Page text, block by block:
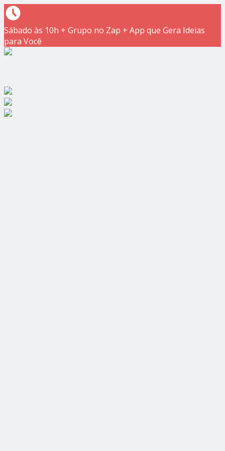
Sábado às 10h + Grupo no Zap + App que Gera Ideias
para Você